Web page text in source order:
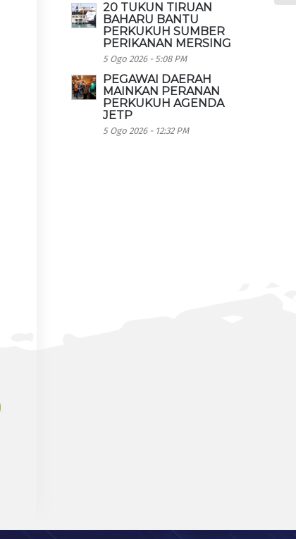
20 TUKUN TIRUAN
BAHARU BANTU
PERKUKUH SUMBER
PERIKANAN MERSING
5 Ogo 2026 - 5:08 PM
PEGAWAI DAERAH
MAINKAN PERANAN
PERKUKUH AGENDA
JETP
5 Ogo 2026 - 12:32 PM